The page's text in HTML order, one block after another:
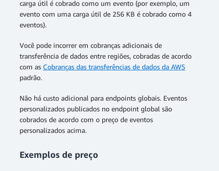
carga útil é cobrado como um evento (por exemplo, um
evento com uma carga útil de 256 KB é cobrado como 4
eventos).
Você pode incorrer em cobranças adicionais de
transferência de dados entre regiões, cobradas de acordo
com as Cobranças das transferências de dados da AWS
padrão.
Não há custo adicional para endpoints globais. Eventos
personalizados publicados no endpoint global são
cobrados de acordo com o preço de eventos
personalizados acima.
Exemplos de preço